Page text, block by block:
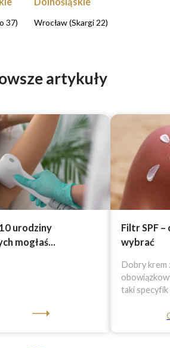
37) Wrocław (Skargi 22)
artykuły
urodziny
mogłaś...
Filtr SPF
wybrać
Dobry krem
taki specyfik